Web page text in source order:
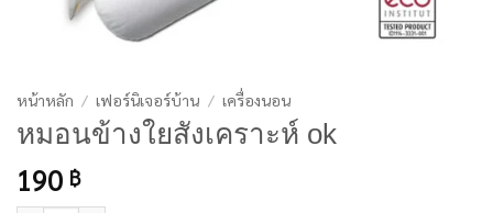
หน้าหลัก / เฟอร์นิเจอร์บ้าน / เครื่องนอน
หมอนข้างใยสังเคราะห์ ok
190 ฿